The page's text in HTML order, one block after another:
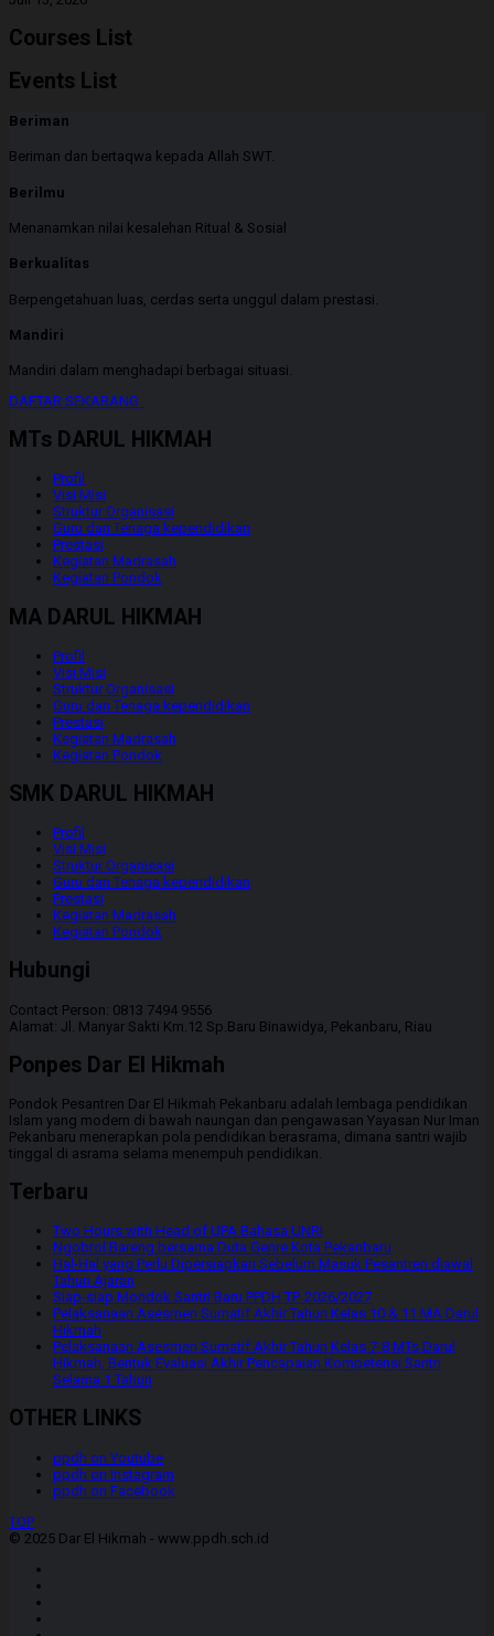
Courses List
Events List
Beriman
Beriman dan bertaqwa kepada Allah SWT.
Berilmu
Menanamkan nilai kesalehan Ritual & Sosial
Berkualitas
Berpengetahuan luas, cerdas serta unggul dalam prestasi.
Mandiri
Mandiri dalam menghadapi berbagai situasi.
DAFTAR SEKARANG
MTs DARUL HIKMAH
Profil
Visi Misi
Struktur Organisasi
Guru dan Tenaga kependidikan
Prestasi
Kegiatan Madrasah
Kegiatan Pondok
MA DARUL HIKMAH
Profil
Visi Misi
Struktur Organisasi
Guru dan Tenaga kependidikan
Prestasi
Kegiatan Madrasah
Kegiatan Pondok
SMK DARUL HIKMAH
Profil
Visi Misi
Struktur Organisasi
Guru dan Tenaga kependidikan
Prestasi
Kegiatan Madrasah
Kegiatan Pondok
Hubungi
Contact Person: 0813 7494 9556
Alamat: Jl. Manyar Sakti Km.12 Sp.Baru Binawidya, Pekanbaru, Riau
Ponpes Dar El Hikmah
Pondok Pesantren Dar El Hikmah Pekanbaru adalah lembaga pendidikan
Islam yang modern di bawah naungan dan pengawasan Yayasan Nur Iman
Pekanbaru menerapkan pola pendidikan berasrama, dimana santri wajib
tinggal di asrama selama menempuh pendidikan.
Terbaru
Two Hours with Head of UPA Bahasa UNRI
Ngobrol Bareng bersama Duta Genre Kota Pekanbaru
Hal-Hal yang Perlu Dipersiapkan Sebelum Masuk Pesantren diawal
Tahun Ajaran
Siap-siap Mondok Santri Baru PPDH TP. 2026/2027
Pelaksanaan Asesmen Sumatif Akhir Tahun Kelas 10 & 11 MA Darul
Hikmah
Pelaksanaan Asesmen Sumatif Akhir Tahun Kelas 7-8 MTs Darul
Hikmah, Bentuk Evaluasi Akhir Pencapaian Kompetensi Santri
Selama 1 Tahun
OTHER LINKS
ppdh on Youtube
ppdh on Instagram
ppdh on Facebook
TOP
© 2025 Dar El Hikmah - www.ppdh.sch.id